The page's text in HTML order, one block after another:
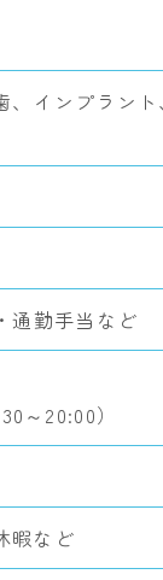
インプラン
通勤手当など
～20:00）
暇など